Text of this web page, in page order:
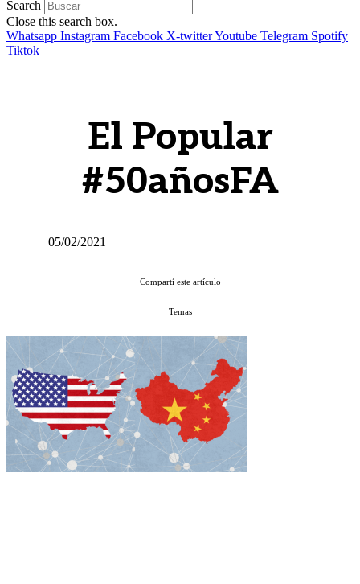
Search
Close this search box.
Whatsapp Instagram Facebook X-twitterYoutube Telegram Spotify
Tiktok
El Popular
#50añosFA
05/02/2021
Compartí este artículo
Temas